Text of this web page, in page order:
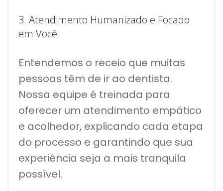
3. Atendimento Humanizado e Focado
em Você
Entendemos o receio que muitas
pessoas têm de ir ao dentista.
Nossa equipe é treinada para
oferecer um atendimento empático
e acolhedor, explicando cada etapa
do processo e garantindo que sua
experiência seja a mais tranquila
possível.